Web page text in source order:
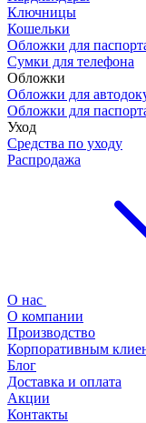
Ключницы
Кошельки
Обложки для
Сумки для телефона
Обложки
Обложки для
Обложки для
Уход
Средства по уходу
Распродажа
О нас
О компании
Производство
Корпоративным
Блог
Доставка и оплата
Акции
Контакты